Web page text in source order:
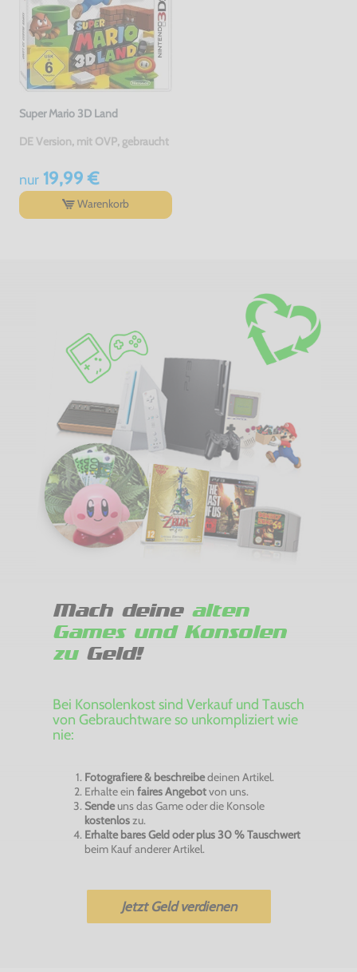
Super Mario 3D Land
DE Version, mit OVP, gebraucht
nur19,99 €
Warenkorb
Mach deine alten
Games und Konsolen
zuGeld!
Bei Konsolenkost sind Verkauf und Tausch
von Gebrauchtware so unkompliziert wie
nie:
Fotografiere & beschreibedeinen Artikel.
Erhalte ein faires Angebotvon uns.
Sendeuns das Game oder die Konsole
kostenloszu.
Erhalte bares Geld oder plus 30 % Tauschwert
beim Kauf anderer Artikel.
Jetzt Geld verdienen